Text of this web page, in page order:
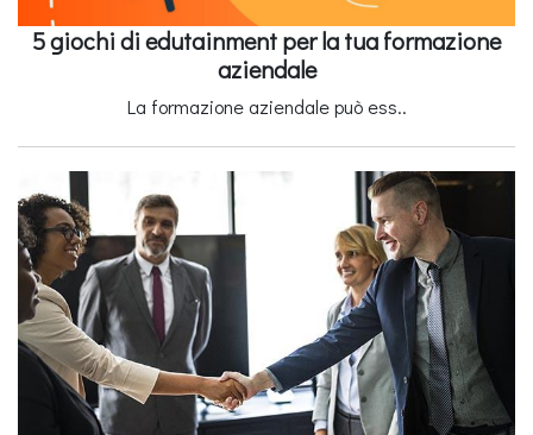
5 giochi di edutainment per la tua formazione
aziendale
La formazione aziendale può ess..